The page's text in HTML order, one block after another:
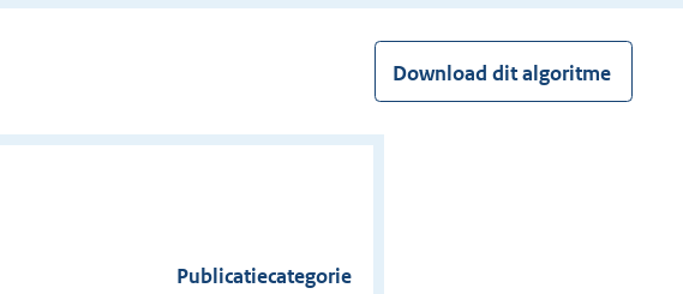
Download dit algoritme
Publicatiecategorie